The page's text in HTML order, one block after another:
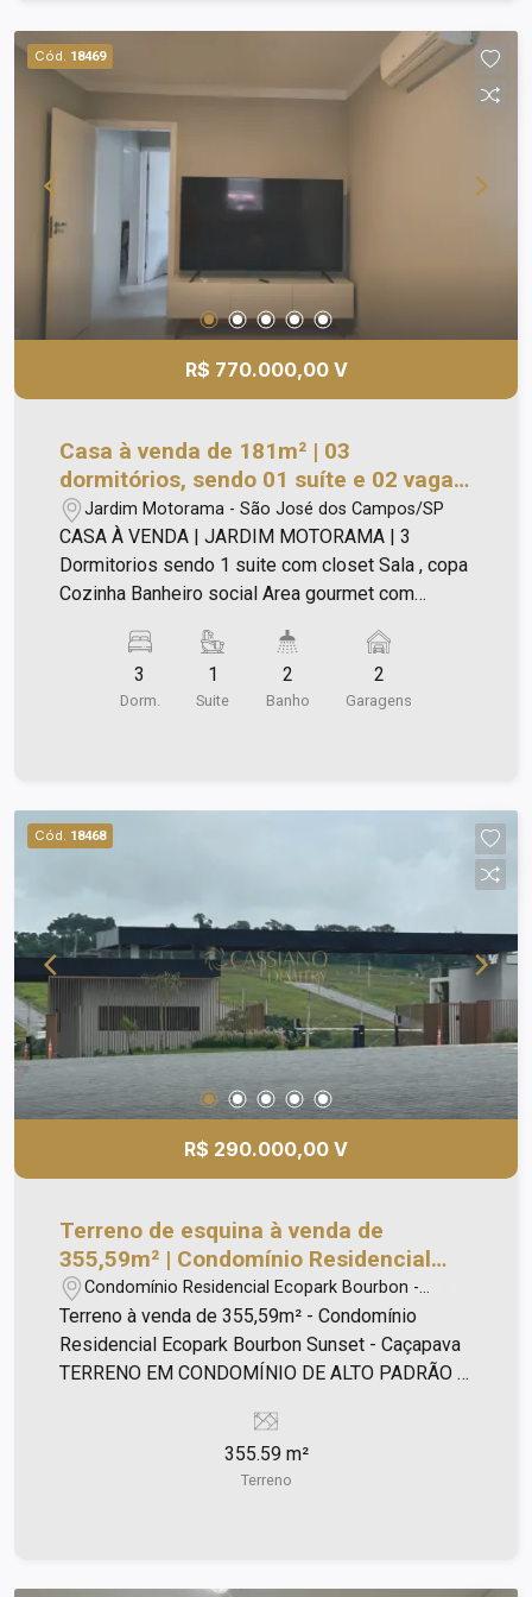
Esplanada
Cód. 18469
R$ 770.000,00 V
Casa à venda de 181m² | 03
dormitórios, sendo 01 suíte e 02 vagas
de garagem | Jardim Motorama - São
José dos Campos |
Jardim Motorama - São José dos Campos/SP
CASA À VENDA | JARDIM MOTORAMA | 3
Dormitorios sendo 1 suite com closet Sala , copa
Cozinha Banheiro social Area gourmet com
para horta. Ar-condicionado em varios ambientes
Piso porcelanato .. agende sua visita...
3
Dorm.
1
Suite
2
Banho
2
Garagens
Cód. 18468
R$ 290.000,00 V
Terreno de esquina à venda de
355,59m² | Condomínio Residencial
Ecopark Bourbon Sunset | Caçapava |
Condomínio Residencial Ecopark Bourbon -
Caçapava/SP
Terreno à venda de 355,59m² - Condomínio
Residencial Ecopark Bourbon Sunset - Caçapava
TERRENO EM CONDOMÍNIO DE ALTO PADRÃO À
e próximo a área de lazer com excelente
355.59 m²
Terreno